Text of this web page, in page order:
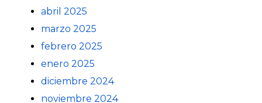
abril 2025
marzo 2025
febrero 2025
enero 2025
diciembre 2024
noviembre 2024